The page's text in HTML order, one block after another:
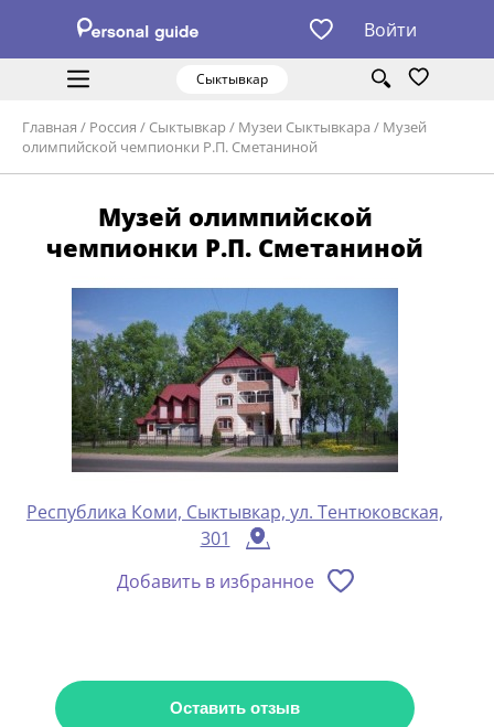
Войти
Сыктывкар
Главная / Россия / Сыктывкар/ Музеи Сыктывкара / Музей
олимпийской чемпионки Р.П. Сметаниной
Музей олимпийской
чемпионки Р.П. Сметаниной
Республика Коми, Сыктывкар, ул. Тентюковская,
301
Добавить в избранное
Оставить отзыв